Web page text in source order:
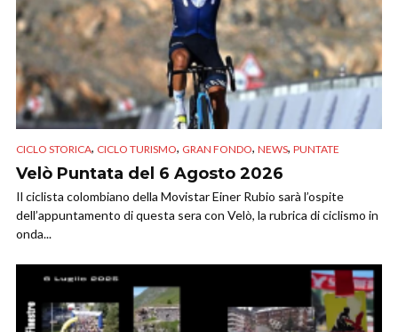
CICLO STORICA, CICLO TURISMO, GRAN FONDO, NEWS, PUNTATE
Velò Puntata del 6 Agosto 2026
Il ciclista colombiano della Movistar Einer Rubio sarà l’ospite
dell’appuntamento di questa sera con Velò, la rubrica di ciclismo in
onda...